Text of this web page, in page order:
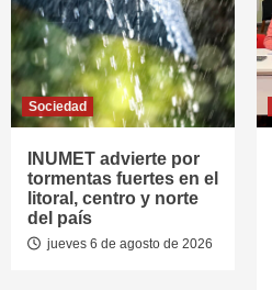
Sociedad
INUMET advierte por
tormentas fuertes en el
litoral, centro y norte
del país
jueves 6 de agosto de 2026